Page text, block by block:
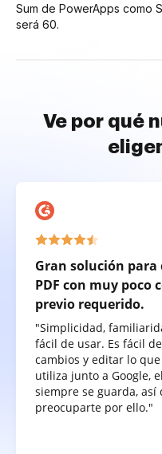
Sum de PowerApps como
será 60.
Ve por qué
Gran solución
PDF con muy poco
previo requerido.
"Simplicidad,
fácil de usar. Es fácil
cambios y editar lo
utiliza junto a Google,
siempre se guarda,
preocuparte por ello."